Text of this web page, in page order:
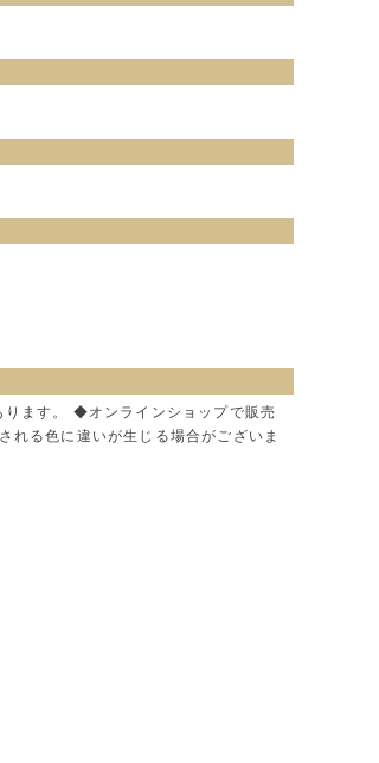
ます。 ◆オンラインショップで販売
る色に違いが生じる場合がございま